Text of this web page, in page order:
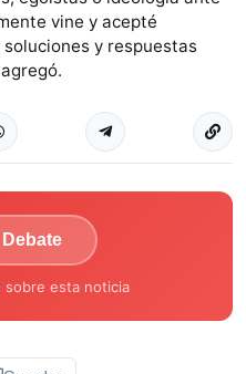
vine y acepté
y respuestas
sobre esta noticia